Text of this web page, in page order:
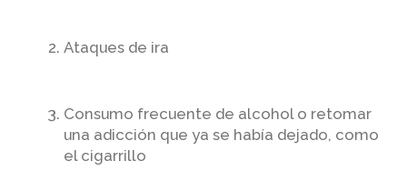
Ataques de ira
Consumo frecuente de alcohol o retomar
una adicción que ya se había dejado, como
el cigarrillo